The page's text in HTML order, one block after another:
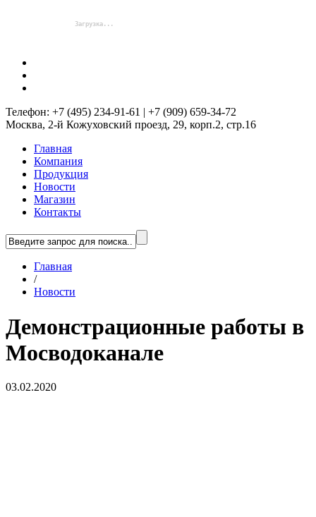
Телефон: +7 (495) 234-91-61 | +7 (909) 659-34-72
Москва, 2-й Кожуховский проезд, 29, корп.2, стр.16
Главная
Компания
Продукция
Новости
Магазин
Контакты
Главная
/
Новости
Демонстрационные работы в
Мосводоканале
03.02.2020